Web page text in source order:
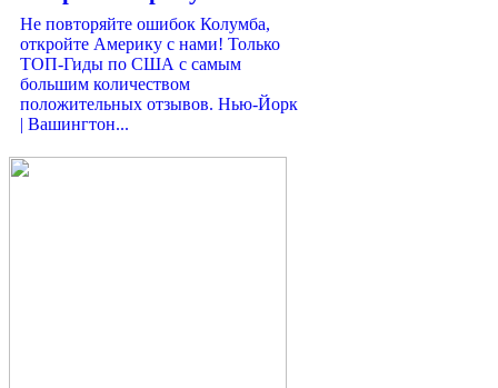
Не повторяйте ошибок Колумба,
откройте Америку с нами! Только
ТОП-Гиды по США с самым
большим количеством
положительных отзывов. Нью-Йорк
| Вашингтон...